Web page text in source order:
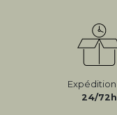
Expédition
24/72h